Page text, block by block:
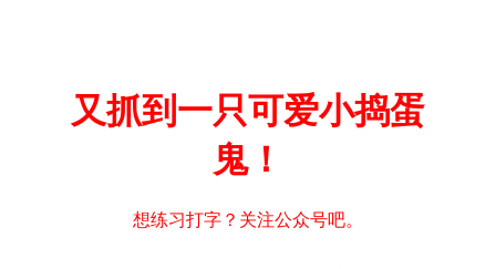
又抓到一只可爱小捣蛋
鬼！
想练习打字？关注公众号吧。